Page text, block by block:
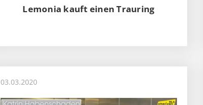
Lemonia kauft einen Trauring
03.03.2020